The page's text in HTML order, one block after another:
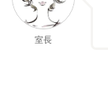
室長